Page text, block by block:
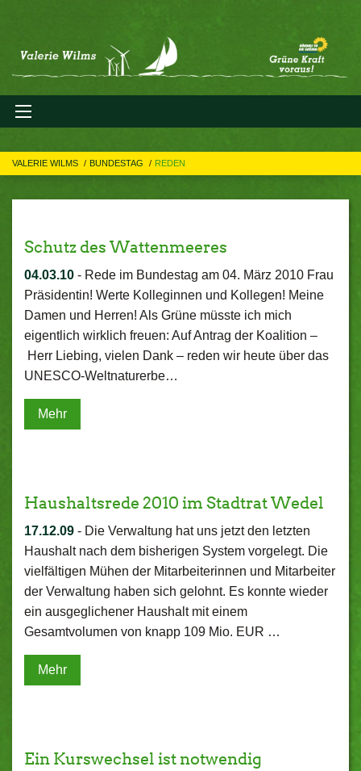
VALERIE WILMS BUNDESTAG REDEN
Schutz des Wattenmeeres
04.03.10 - Rede im Bundestag am 04. März 2010 Frau
Präsidentin! Werte Kolleginnen und Kollegen! Meine
Damen und Herren! Als Grüne müsste ich mich
eigentlich wirklich freuen: Auf Antrag der Koalition –
Herr Liebing, vielen Dank – reden wir heute über das
UNESCO-Weltnaturerbe…
Mehr
Haushaltsrede 2010 im Stadtrat Wedel
17.12.09 - Die Verwaltung hat uns jetzt den letzten
Haushalt nach dem bisherigen System vorgelegt. Die
vielfältigen Mühen der Mitarbeiterinnen und Mitarbeiter
der Verwaltung haben sich gelohnt. Es konnte wieder
ein ausgeglichener Haushalt mit einem
Gesamtvolumen von knapp 109 Mio. EUR …
Mehr
Ein Kurswechsel ist notwendig